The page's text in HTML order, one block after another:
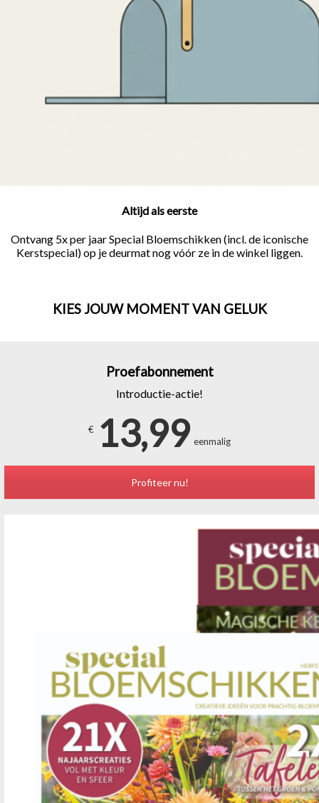
Altijd als eerste
Ontvang 5x per jaar Special Bloemschikken (incl. de iconische
Kerstspecial) op je deurmat nog vóór ze in de winkel liggen.
KIES JOUW MOMENT VAN GELUK
Proefabonnement
Introductie-actie!
€ 13,99 eenmalig
Profiteer nu!